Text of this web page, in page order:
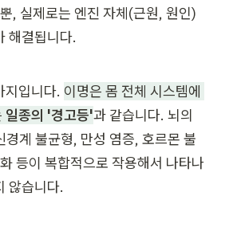
뿐, 실제로는 엔진 자체(근원, 원인)
해결됩니다.
지입니다. 이명은 몸 전체 시스템에
일종의 '경고등'과 같습니다. 뇌의
경계 불균형, 만성 염증, 호르몬 불
등이 복합적으로 작용해서 나타나
않습니다.